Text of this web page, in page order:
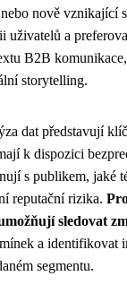
nově vznikající
uživatelů a
B2B
storytelling.
dat představují
k dispozici
s publikem, jaké
reputační rizika.
sledovat
a
segmentu.